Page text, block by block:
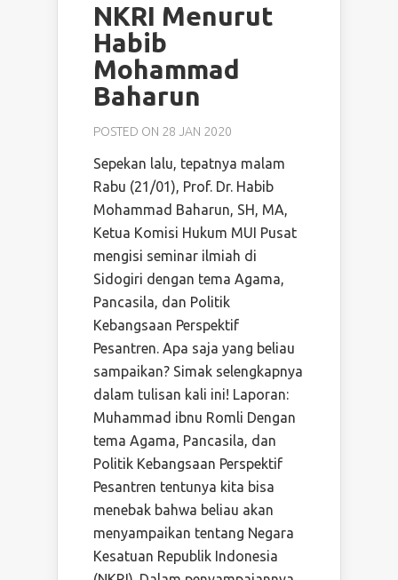
NKRI Menurut
Habib
Mohammad
Baharun
POSTED ON 28 JAN 2020
Sepekan lalu, tepatnya malam
Rabu (21/01), Prof. Dr. Habib
Mohammad Baharun, SH, MA,
Ketua Komisi Hukum MUI Pusat
mengisi seminar ilmiah di
Sidogiri dengan tema Agama,
Pancasila, dan Politik
Kebangsaan Perspektif
Pesantren. Apa saja yang beliau
sampaikan? Simak selengkapnya
dalam tulisan kali ini! Laporan:
Muhammad ibnu Romli Dengan
tema Agama, Pancasila, dan
Politik Kebangsaan Perspektif
Pesantren tentunya kita bisa
menebak bahwa beliau akan
menyampaikan tentang Negara
Kesatuan Republik Indonesia